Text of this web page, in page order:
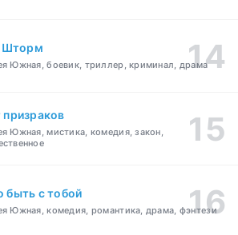
Шторм
Южная, боевик, триллер, криминал, драма
Южная, мистика, комедия, закон,
быть с тобой
Южная, комедия, романтика, драма, фэнтези